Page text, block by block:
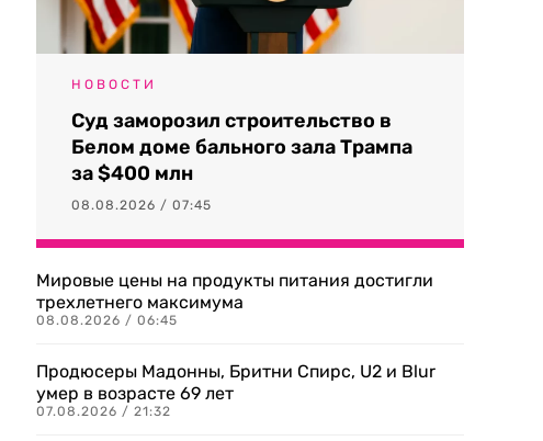
НОВОСТИ
Суд заморозил строительство в
Белом доме бального зала Трампа
за $400 млн
08.08.2026 / 07:45
Мировые цены на продукты питания достигли
трехлетнего максимума
08.08.2026 / 06:45
Продюсеры Мадонны, Бритни Спирс, U2 и Blur
умер в возрасте 69 лет
07.08.2026 / 21:32